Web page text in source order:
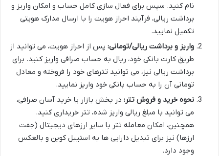
نام کنید. سپس برای فعال سازی کامل حساب و امکان واریز و
برداشت ریالی، فرآیند احراز هویت را با ارسال مدارک هویتی
تکمیل نمایید.
واریز و برداشت ریالی/تومانی: پس از احراز هویت، می توانید از
طریق کارت بانکی خود، ریال به حساب صرافی واریز کنید. برای
برداشت ریالی نیز، می توانید تترهای خود را فروخته و معادل
تومانی آن را به حساب بانکی خود واریز نمایید.
نحوه خرید و فروش تتر: در بخش بازار یا خرید آسان صرافی،
می توانید با مبلغ ریالی واریز شده، تتر خریداری کنید.
همچنین، امکان معامله تتر با سایر ارزهای دیجیتال (جفت
ارزها) نیز برای تبدیل دارایی ها به استیبل کوین و بالعکس
وجود دارد.